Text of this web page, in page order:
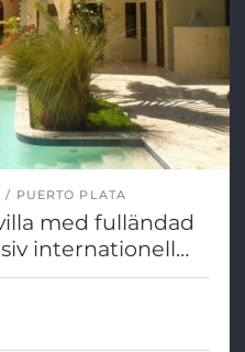
PUERTO PLATA
med fulländad
internationell